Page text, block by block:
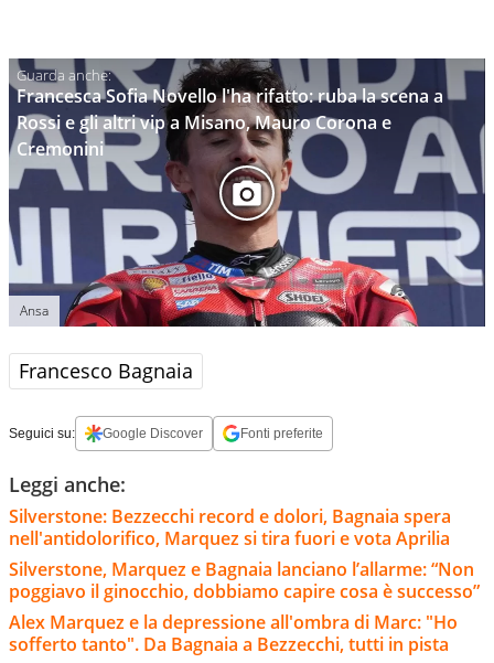
Francesca Sofia Novello l'ha rifatto: ruba la scena a
Rossi e gli altri vip a Misano, Mauro Corona e
Cremonini
Ansa
Francesco Bagnaia
Seguici su: Google Discover Fonti preferite
Leggi anche:
Silverstone: Bezzecchi record e dolori, Bagnaia spera
nell'antidolorifico, Marquez si tira fuori e vota Aprilia
Silverstone, Marquez e Bagnaia lanciano l’allarme: “Non
poggiavo il ginocchio, dobbiamo capire cosa è successo”
Alex Marquez e la depressione all'ombra di Marc: "Ho
sofferto tanto". Da Bagnaia a Bezzecchi, tutti in pista